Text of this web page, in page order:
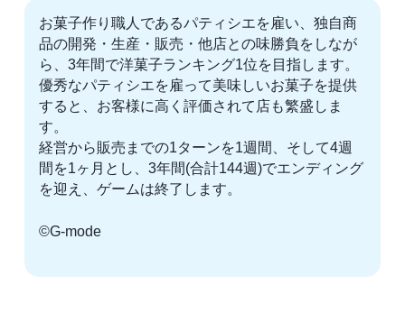
お菓子作り職人であるパティシエを雇い、独自商
品の開発・生産・販売・他店との味勝負をしなが
ら、3年間で洋菓子ランキング1位を目指します。
優秀なパティシエを雇って美味しいお菓子を提供
すると、お客様に高く評価されて店も繁盛しま
す。
経営から販売までの1ターンを1週間、そして4週
間を1ヶ月とし、3年間(合計144週)でエンディング
を迎え、ゲームは終了します。
©G-mode